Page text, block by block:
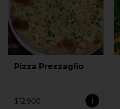
Pizza Prezzaglio
$12.900